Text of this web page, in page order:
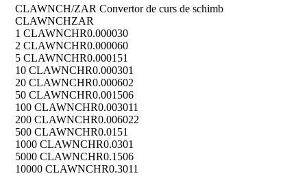
CLAWNCH/ZAR Convertor de curs de schimb
CLAWNCHZAR
1 CLAWNCHR0.000030
2 CLAWNCHR0.000060
5 CLAWNCHR0.000151
10 CLAWNCHR0.000301
20 CLAWNCHR0.000602
50 CLAWNCHR0.001506
100 CLAWNCHR0.003011
200 CLAWNCHR0.006022
500 CLAWNCHR0.0151
1000 CLAWNCHR0.0301
5000 CLAWNCHR0.1506
10000 CLAWNCHR0.3011